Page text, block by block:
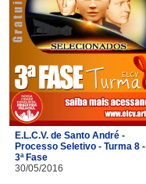
E.L.C.V. de Santo André -
Processo Seletivo - Turma 8 -
3ª Fase
30/05/2016